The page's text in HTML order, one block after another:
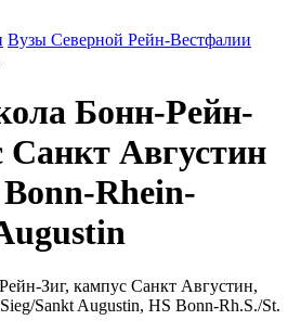
Вузы Северной Рейн-Вестфалии
Бонн-Рейн-
Санкт Августин
Rhein-